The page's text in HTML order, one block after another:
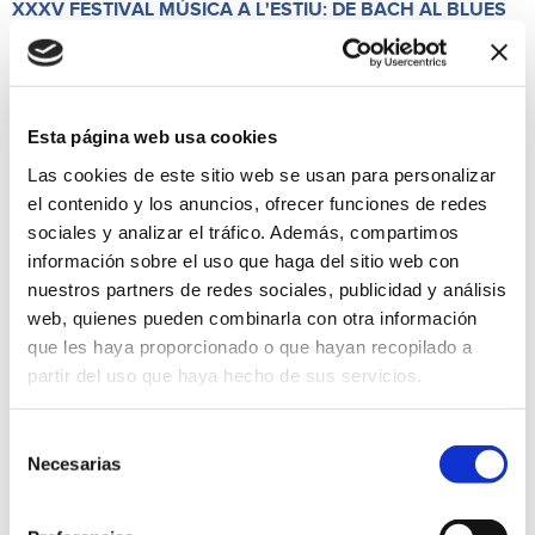
Esta página web usa cookies
Las cookies de este sitio web se usan para personalizar
el contenido y los anuncios, ofrecer funciones de redes
sociales y analizar el tráfico. Además, compartimos
información sobre el uso que haga del sitio web con
nuestros partners de redes sociales, publicidad y análisis
web, quienes pueden combinarla con otra información
que les haya proporcionado o que hayan recopilado a
partir del uso que haya hecho de sus servicios.
Necesarias
XXXV FESTIVAL MÚSICA A L'ESTIU: DE BACH AL BLUES
24/07/2021
Concierto de música de cámara con obras de Bach,
Beethoven, Saint-Saens, Gershwin y Scott Joplin a cargo de
y Amedeo Salvato. Diputación Provincial de Alicante para la
imprescindible registrarse previamente como medida de
seguridad por el Covid-19 llamando al telf. 96 5794344, de
lunes a jueves en horario de 8 a 14h y los viernes de 8 a 12h.
Música Precio Gratuito